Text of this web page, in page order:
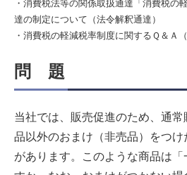
・消費税法等の関係取扱通達「消費税の
達の制定について（法令解釈通達）
・消費税の軽減税率制度に関するＱ＆Ａ
問 題
当社では、販売促進のため、通
品以外のおまけ（非売品）をつけ
があります。このような商品は「